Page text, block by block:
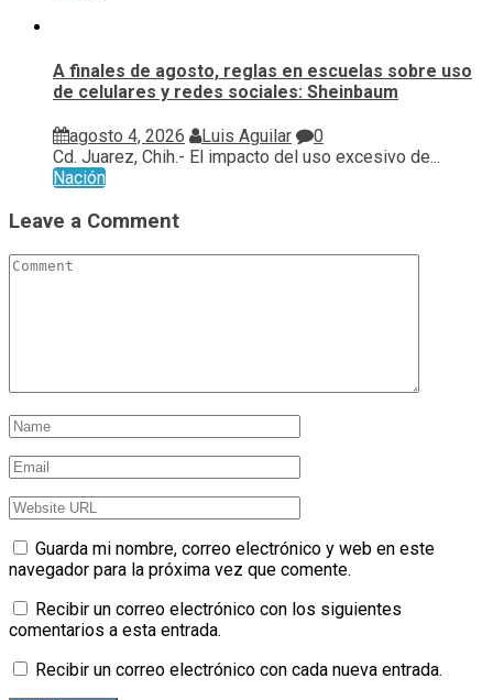
A finales de agosto, reglas en escuelas sobre uso
de celulares y redes sociales: Sheinbaum
agosto 4, 2026 Luis Aguilar
0
Cd. Juarez, Chih.- El impacto del uso excesivo de...
Nación
Leave a Comment
Guarda mi nombre, correo electrónico y web en este
navegador para la próxima vez que comente.
Recibir un correo electrónico con los siguientes
comentarios a esta entrada.
Recibir un correo electrónico con cada nueva entrada.